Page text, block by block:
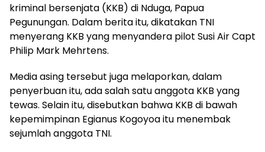
kriminal bersenjata (KKB) di Nduga, Papua
Pegunungan. Dalam berita itu, dikatakan TNI
menyerang KKB yang menyandera pilot Susi Air Capt
Philip Mark Mehrtens.
Media asing tersebut juga melaporkan, dalam
penyerbuan itu, ada salah satu anggota KKB yang
tewas. Selain itu, disebutkan bahwa KKB di bawah
kepemimpinan Egianus Kogoyoa itu menembak
sejumlah anggota TNI.